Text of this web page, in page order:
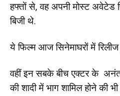
हफ्तों से, वह अपनी मोस्ट अवेटेड
बिजी थे.
ये फिल्म आज सिनेमाघरों में
वहीं इन सबके बीच एक्टर के अनंत
की शादी में भाग शामिल होने की भी